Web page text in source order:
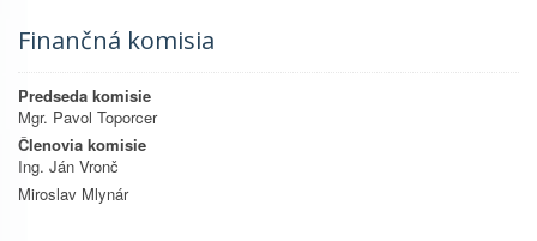
Finančná komisia
Predseda komisie
Mgr. Pavol Toporcer
Členovia komisie
Ing. Ján Vronč
Miroslav Mlynár